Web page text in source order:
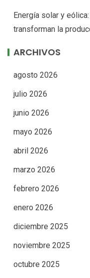
Energía solar y
transforman la
ARCHIVOS
agosto 2026
julio 2026
junio 2026
mayo 2026
abril 2026
marzo 2026
febrero 2026
enero 2026
diciembre 2025
noviembre 2025
octubre 2025